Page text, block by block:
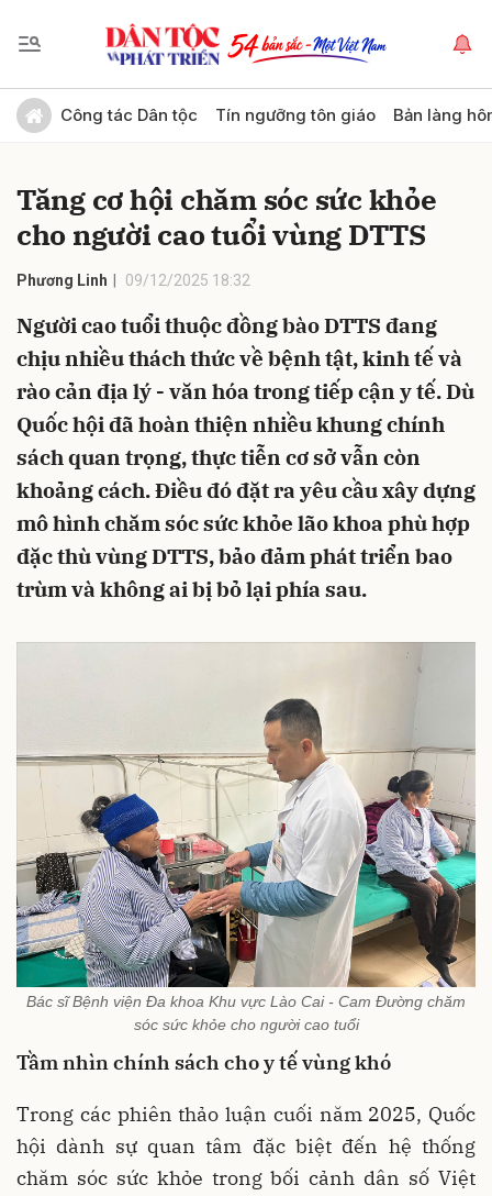
Công tác Dân tộc Tín ngưỡng tôn giáo Bản làng
Tăng cơ hội chăm sóc sức khỏe
cho người cao tuổi vùng DTTS
Phương Linh 09/12/2025 18:32
Người cao tuổi thuộc đồng bào DTTS đang
chịu nhiều thách thức về bệnh tật, kinh tế và
rào cản địa lý - văn hóa trong tiếp cận y tế. Dù
Quốc hội đã hoàn thiện nhiều khung chính
sách quan trọng, thực tiễn cơ sở vẫn còn
khoảng cách. Điều đó đặt ra yêu cầu xây dựng
mô hình chăm sóc sức khỏe lão khoa phù hợp
đặc thù vùng DTTS, bảo đảm phát triển bao
trùm và không ai bị bỏ lại phía sau.
Bác sĩ Bệnh viện Đa khoa Khu vực Lào Cai - Cam Đường chăm
sóc sức khỏe cho người cao tuổi
Tầm nhìn chính sách cho y tế vùng khó
Trong các phiên thảo luận cuối năm 2025, Quốc
hội dành sự quan tâm đặc biệt đến hệ thống
chăm sóc sức khỏe trong bối cảnh dân số Việt
Gửi bình luận
Hủy Gửi